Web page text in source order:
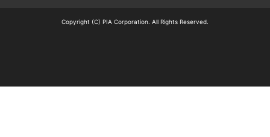
Copyright (C) PIA Corporation. All Rights Reserved.